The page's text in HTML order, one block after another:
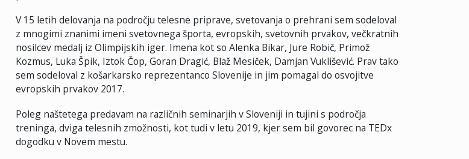
V 15 letih delovanja na področju telesne priprave, svetovanja o prehrani sem sodeloval
z mnogimi znanimi imeni svetovnega športa, evropskih, svetovnih prvakov, večkratnih
nosilcev medalj iz Olimpijskih iger. Imena kot so Alenka Bikar, Jure Robič, Primož
Kozmus, Luka Špik, Iztok Čop, Goran Dragić, Blaž Mesiček, Damjan Vuklišević. Prav tako
sem sodeloval z košarkarsko reprezentanco Slovenije in jim pomagal do osvojitve
evropskih prvakov 2017.
Poleg naštetega predavam na različnih seminarjih v Sloveniji in tujini s področja
treninga, dviga telesnih zmožnosti, kot tudi v letu 2019, kjer sem bil govorec na TEDx
dogodku v Novem mestu.